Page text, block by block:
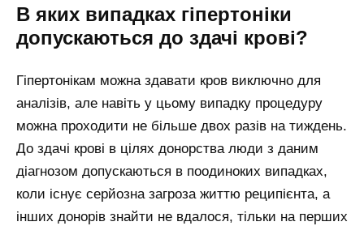
В яких випадках гіпертоніки
допускаються до здачі крові?
Гіпертонікам можна здавати кров виключно для
аналізів, але навіть у цьому випадку процедуру
можна проходити не більше двох разів на тиждень.
До здачі крові в цілях донорства люди з даним
діагнозом допускаються в поодиноких випадках,
коли існує серйозна загроза життю реципієнта, а
інших донорів знайти не вдалося, тільки на перших